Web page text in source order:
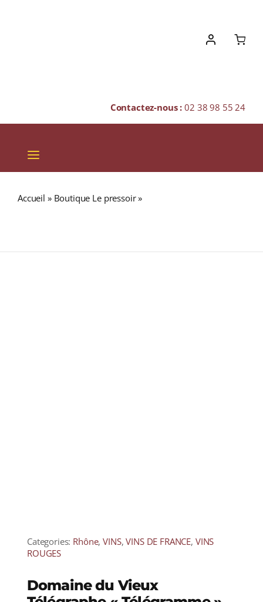
Contactez-nous :02 38 98 55 24
Toggle
Navigation
Accueil » Boutique Le pressoir»
Categories: Rhône,VINS,VINS DE FRANCE, VINS
ROUGES
Domaine du Vieux